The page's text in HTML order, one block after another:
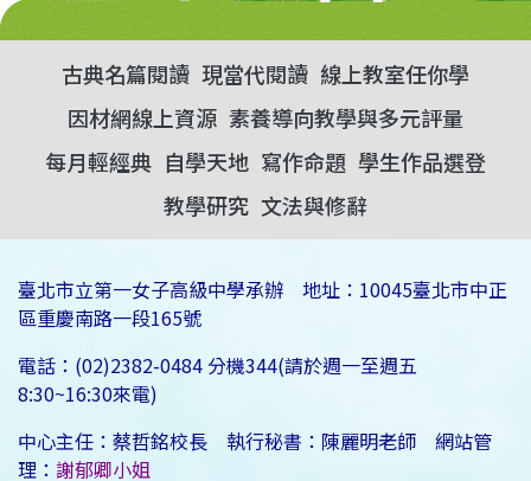
古典名篇閱讀 現當代閱讀 線上教室任你學
因材網線上資源 素養導向教學與多元評量
每月輕經典 自學天地 寫作命題 學生作品選登
教學研究 文法與修辭
臺北市立第一女子高級中學承辦 地址：10045臺北市中正
區重慶南路一段165號
電話：(02)2382-0484 分機344(請於週一至週五
8:30~16:30來電)
中心主任：蔡哲銘校長 執行秘書：陳麗明老師 網站管
理： 謝郁卿小姐